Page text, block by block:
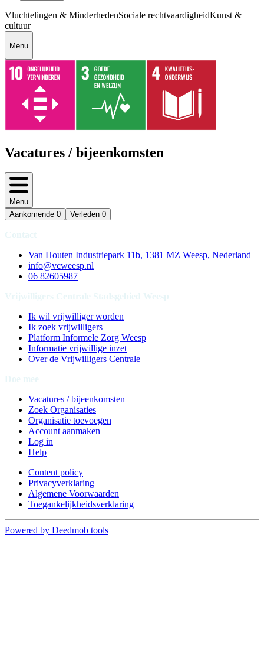
Vluchtelingen & MinderhedenSociale rechtvaardigheidKunst &
cultuur
Menu
Vacatures / bijeenkomsten
Menu
Aankomende 0 Verleden 0
Van Houten Industriepark 11b, 1381 MZ Weesp, Nederland
info@vcweesp.nl
06 82605987
Ik wil vrijwilliger worden
Ik zoek vrijwilligers
Platform Informele Zorg Weesp
Informatie vrijwillige inzet
Over de Vrijwilligers Centrale
Vacatures / bijeenkomsten
Zoek Organisaties
Organisatie toevoegen
Account aanmaken
Log in
Help
Content policy
Privacyverklaring
Algemene Voorwaarden
Toegankelijkheidsverklaring
Powered by Deedmob tools